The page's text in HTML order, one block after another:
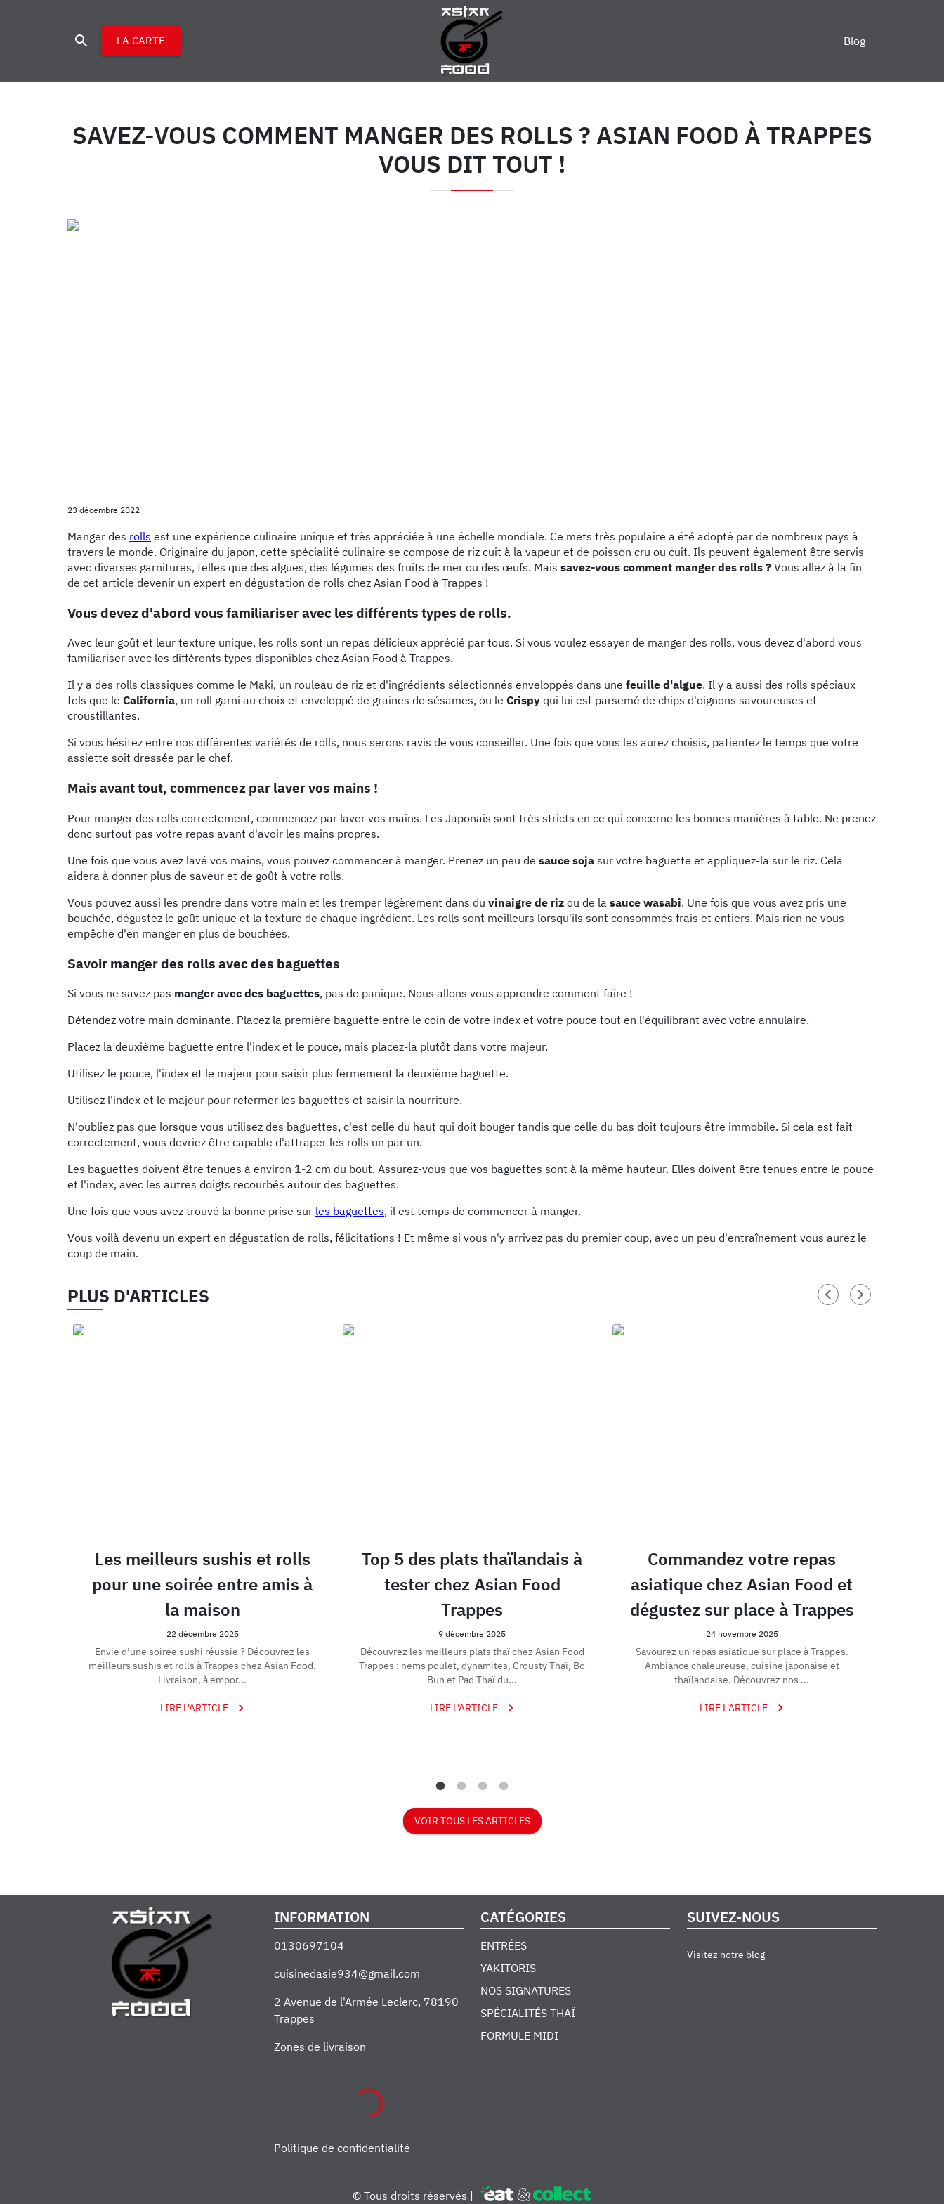
LA CARTE Blog
SAVEZ-VOUS COMMENT MANGER DES ROLLS ? ASIAN FOOD À TRAPPES
VOUS DIT TOUT !
23 décembre 2022
Manger des rolls est une expérience culinaire unique et très appréciée à une échelle mondiale. Ce mets très populaire a été adopté par de nombreux pays à
travers le monde. Originaire du japon, cette spécialité culinaire se compose de riz cuit à la vapeur et de poisson cru ou cuit. Ils peuvent également être servis
avec diverses garnitures, telles que des algues, des légumes des fruits de mer ou des œufs. Mais savez-vous comment manger des rolls ? Vous allez à la fin
de cet article devenir un expert en dégustation de rolls chez Asian Food à Trappes !
Vous devez d'abord vous familiariser avec les différents types de rolls.
Avec leur goût et leur texture unique, les rolls sont un repas délicieux apprécié par tous. Si vous voulez essayer de manger des rolls, vous devez d'abord vous
familiariser avec les différents types disponibles chez Asian Food à Trappes.
Il y a des rolls classiques comme le Maki, un rouleau de riz et d'ingrédients sélectionnés enveloppés dans une feuille d'algue. Il y a aussi des rolls spéciaux
tels que le California, un roll garni au choix et enveloppé de graines de sésames, ou le Crispy qui lui est parsemé de chips d'oignons savoureuses et
croustillantes.
Si vous hésitez entre nos différentes variétés de rolls, nous serons ravis de vous conseiller. Une fois que vous les aurez choisis, patientez le temps que votre
assiette soit dressée par le chef.
Mais avant tout, commencez par laver vos mains !
Pour manger des rolls correctement, commencez par laver vos mains. Les Japonais sont très stricts en ce qui concerne les bonnes manières à table. Ne prenez
donc surtout pas votre repas avant d'avoir les mains propres.
Une fois que vous avez lavé vos mains, vous pouvez commencer à manger. Prenez un peu de sauce soja sur votre baguette et appliquez-la sur le riz. Cela
aidera à donner plus de saveur et de goût à votre rolls.
Vous pouvez aussi les prendre dans votre main et les tremper légèrement dans du vinaigre de riz ou de la sauce wasabi. Une fois que vous avez pris une
bouchée, dégustez le goût unique et la texture de chaque ingrédient. Les rolls sont meilleurs lorsqu'ils sont consommés frais et entiers. Mais rien ne vous
empêche d'en manger en plus de bouchées.
Savoir manger des rolls avec des baguettes
Si vous ne savez pas manger avec des baguettes, pas de panique. Nous allons vous apprendre comment faire !
Détendez votre main dominante. Placez la première baguette entre le coin de votre index et votre pouce tout en l'équilibrant avec votre annulaire.
Placez la deuxième baguette entre l'index et le pouce, mais placez-la plutôt dans votre majeur.
Utilisez le pouce, l'index et le majeur pour saisir plus fermement la deuxième baguette.
Utilisez l'index et le majeur pour refermer les baguettes et saisir la nourriture.
N'oubliez pas que lorsque vous utilisez des baguettes, c'est celle du haut qui doit bouger tandis que celle du bas doit toujours être immobile. Si cela est fait
correctement, vous devriez être capable d'attraper les rolls un par un.
Les baguettes doivent être tenues à environ 1-2 cm du bout. Assurez-vous que vos baguettes sont à la même hauteur. Elles doivent être tenues entre le pouce
et l'index, avec les autres doigts recourbés autour des baguettes.
Une fois que vous avez trouvé la bonne prise sur les baguettes, il est temps de commencer à manger.
Vous voilà devenu un expert en dégustation de rolls, félicitations ! Et même si vous n'y arrivez pas du premier coup, avec un peu d'entraînement vous aurez le
coup de main.
PLUS D'ARTICLES
Les meilleurs sushis et rolls
pour une soirée entre amis à
la maison
22 décembre 2025
Envie d’une soirée sushi réussie ? Découvrez les
meilleurs sushis et rolls à Trappes chez Asian Food.
Livraison, à empor...
LIRE L'ARTICLE
Top 5 des plats thaïlandais à
tester chez Asian Food
Trappes
9 décembre 2025
Découvrez les meilleurs plats thaï chez Asian Food
Trappes : nems poulet, dynamites, Crousty Thaï, Bo
Bun et Pad Thaï du...
LIRE L'ARTICLE
Commandez votre repas
asiatique chez Asian Food et
dégustez sur place à Trappes
24 novembre 2025
Savourez un repas asiatique sur place à Trappes.
Ambiance chaleureuse, cuisine japonaise et
thaïlandaise. Découvrez nos ...
LIRE L'ARTICLE
VOIR TOUS LES ARTICLES
INFORMATION
0130697104
cuisinedasie934@gmail.com
2 Avenue de l'Armée Leclerc, 78190
Trappes
Zones de livraison
Politique de confidentialité
CATÉGORIES
ENTRÉES
YAKITORIS
NOS SIGNATURES
SPÉCIALITÉS THAÏ
FORMULE MIDI
SUIVEZ-NOUS
Visitez notre blog
© Tous droits réservés |